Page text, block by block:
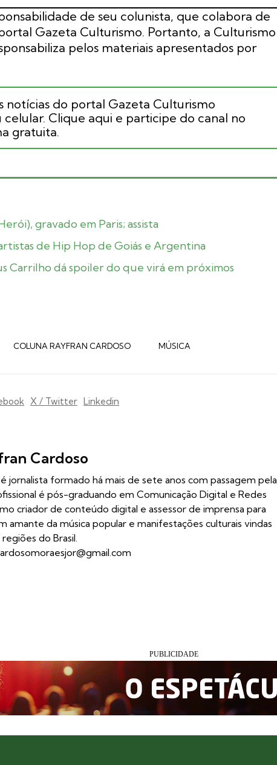
de seu colunista, que colabora de
Gazeta Culturismo. Portanto, a Culturismo
pelos materiais apresentados por
notícias do portal Gazeta Culturismo
Clique aqui e participe do canal no
gratuita.
gravado em Paris; assista
de Hip Hop de Goiás e Argentina
Carrilho dá spoiler do que virá em próximos
COLUNA RAYFRAN CARDOSO MÚSICA
X / Twitter Linkedin
Cardoso
jornalista formado há mais de sete anos com passagem pela
é pós-graduando em Comunicação Digital e Redes
criador de conteúdo digital e assessor de imprensa para
amante da música popular e manifestações culturais vindas
do Brasil.